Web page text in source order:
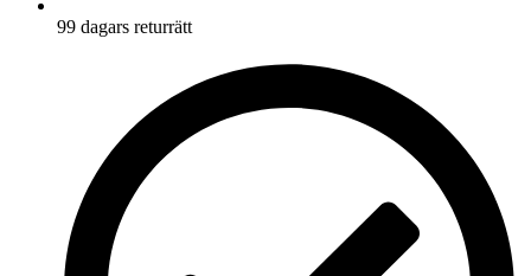
99 dagars returrätt